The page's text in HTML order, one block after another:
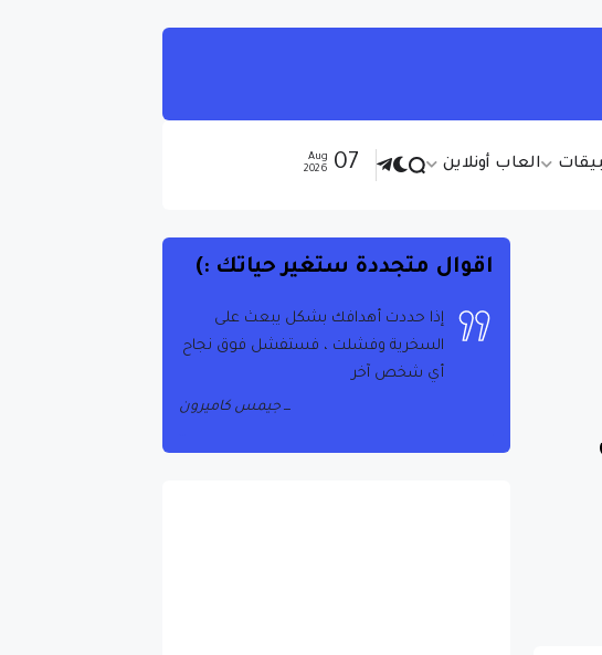
العاب أونلاين 07
Aug
2026
اقوال متجددة ستغير حياتك :)
إذا حددت أهدافك بشكل يبعث على
السخرية وفشلت ، فستفشل فوق نجاح
أي شخص آخر
جيمس كاميرون
إذا نظرت إلى ما لديك في الحياة ، فستجد
دائمًا المزيد. إذا نظرت إلى ما ليس لديك
في الحياة ، فلن يكون لديك ما يكفي أبدًا
أوبرا وينفري